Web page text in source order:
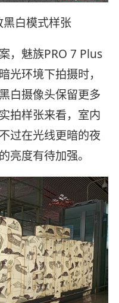
白模式样张
魅族PRO 7 Plus
光环境下拍摄时，
白摄像头保留更多
拍样张来看，室内
过在光线更暗的夜
亮度有待加强。